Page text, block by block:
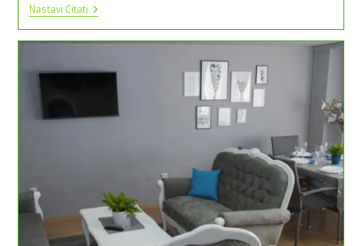
Nastavi ČitatiPrenoćište
Tomy
***